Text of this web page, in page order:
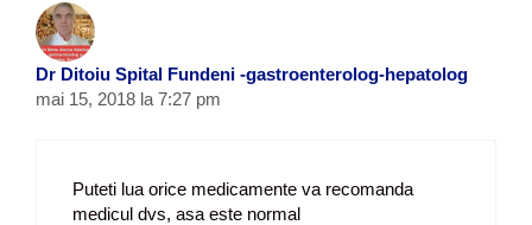
Dr Ditoiu Spital Fundeni -gastroenterolog-hepatolog
mai 15, 2018 la 7:27 pm
Puteti lua orice medicamente va recomanda
medicul dvs, asa este normal